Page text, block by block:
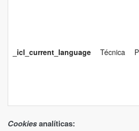
_icl_current_language Técnica
Cookiesanalíticas: